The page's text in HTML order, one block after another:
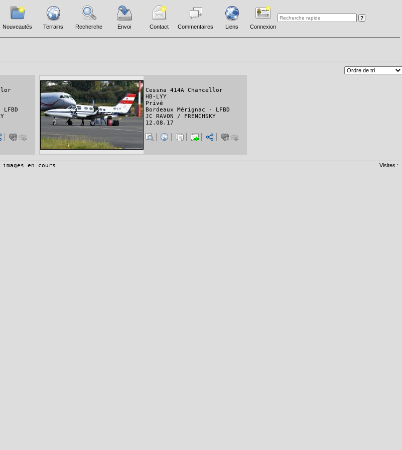
Nouveautés Terrains Recherche Envoi Contact Commentaires Liens Connexion
Cessna 414A Chancellor
HB-LYY
Privé
Bordeaux Mérignac - LFBD
JC RAVON / FRENCHSKY
12.08.17
images en cours Visites :